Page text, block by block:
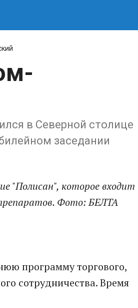
в Северной столице
заседании
"Полисан", которое входит
Фото: БЕЛТА
программу торгового,
сотрудничества. Время